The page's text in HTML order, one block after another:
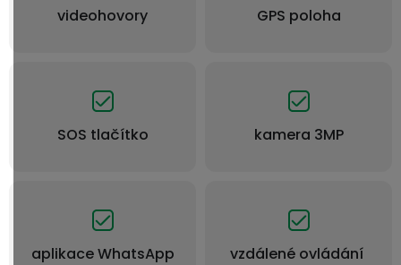
videohovory GPS poloha
SOS tlačítko kamera 3MP
aplikace WhatsApp vzdálené ovládání